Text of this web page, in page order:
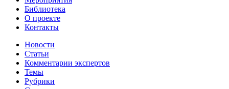
Библиотека
О проекте
Контакты
Новости
Статьи
Комментарии экспертов
Темы
Рубрики